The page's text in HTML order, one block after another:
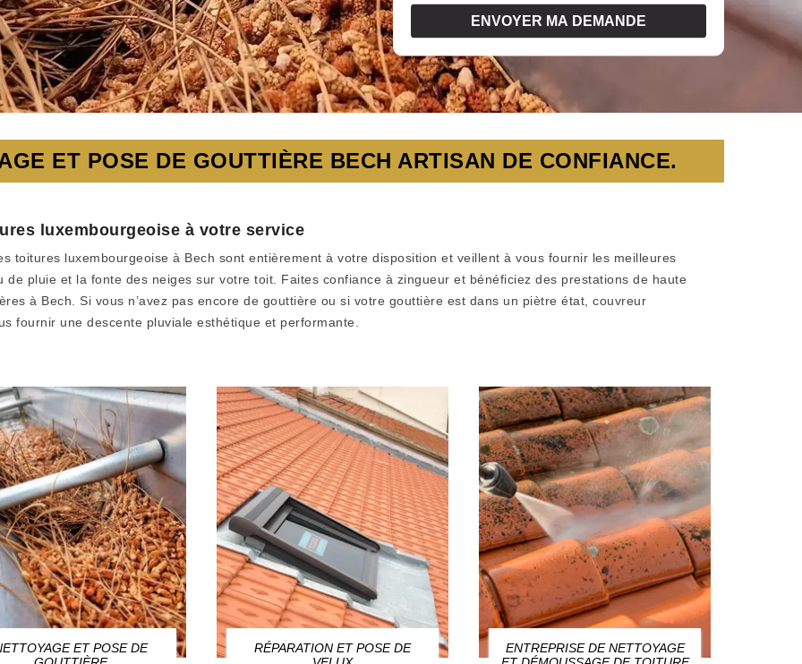
ET POSE DE GOUTTIÈRE BECH ARTISAN DE CONFIANCE.
luxembourgeoise à votre service
toitures luxembourgeoise à Bech sont entièrement à votre disposition et veillent à vous fournir les meilleures
de pluie et la fonte des neiges sur votre toit. Faites confiance à zingueur et bénéficiez des prestations de haute
à Bech. Si vous n’avez pas encore de gouttière ou si votre gouttière est dans un piètre état, couvreur
fournir une descente pluviale esthétique et performante.
ET POSE DE
RÉPARATION ET POSE DE
ENTREPRISE DE NETTOYAGE